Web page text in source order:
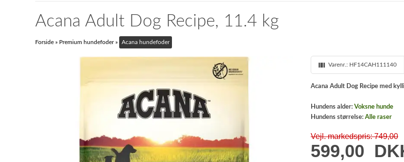
Acana Adult Dog Recipe, 11.4 kg
Forside » Premium hundefoder» Acana hundefoder
Varenr.: HF14CAH111140
Acana Adult Dog Recipe med
Hundens alder: Voksne hunde
Hundens størrelse: Alle raser
Vejl. markedspris: 749,00
599,00